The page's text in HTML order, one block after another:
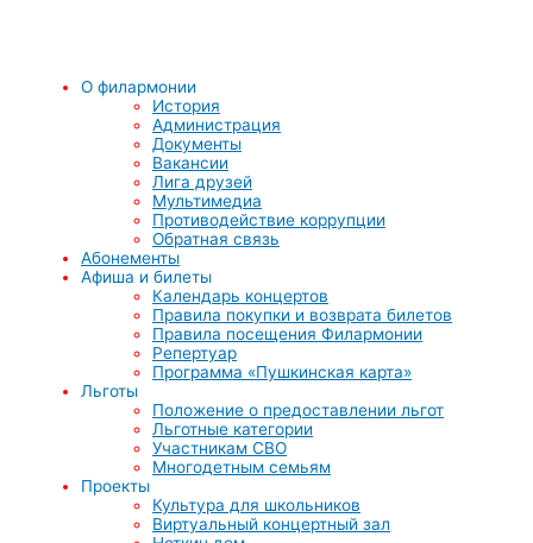
О филармонии
История
Администрация
Документы
Вакансии
Лига друзей
Мультимедиа
Противодействие коррупции
Обратная связь
Абонементы
Афиша и билеты
Календарь концертов
Правила покупки и возврата билетов
Правила посещения Филармонии
Репертуар
Программа «Пушкинская карта»
Льготы
Положение о предоставлении льгот
Льготные категории
Участникам СВО
Многодетным семьям
Проекты
Культура для школьников
Виртуальный концертный зал